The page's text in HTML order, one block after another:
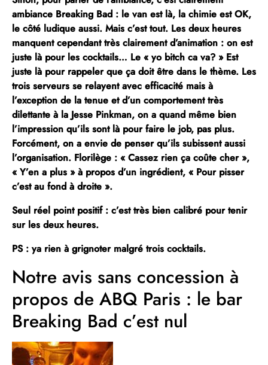
ambiance Breaking Bad : le van est là, la chimie est OK,
le côté ludique aussi. Mais c’est tout. Les deux heures
manquent cependant très clairement d’animation : on est
juste là pour les cocktails… Le « yo bitch ca va? » Est
juste là pour rappeler que ça doit être dans le thème. Les
trois serveurs se relayent avec efficacité mais à
l’exception de la tenue et d’un comportement très
dilettante à la Jesse Pinkman, on a quand même bien
l’impression qu’ils sont là pour faire le job, pas plus.
Forcément, on a envie de penser qu’ils subissent aussi
l’organisation. Florilège : « Cassez rien ça coûte cher »,
« Y’en a plus » à propos d’un ingrédient, « Pour pisser
c’est au fond à droite ».
Seul réel point positif : c’est très bien calibré pour tenir
sur les deux heures.
PS : ya rien à grignoter malgré trois cocktails.
Notre avis sans concession à
propos de ABQ Paris : le bar
Breaking Bad c’est nul